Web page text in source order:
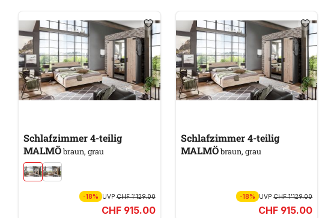
Schlafzimmer 4-teilig
MALMÖbraun, grau
-18% UVPCHF 1’129.00
CHF 915.00
Schlafzimmer 4-teilig
MALMÖbraun, grau
-18% UVPCHF 1’129.00
CHF 915.00